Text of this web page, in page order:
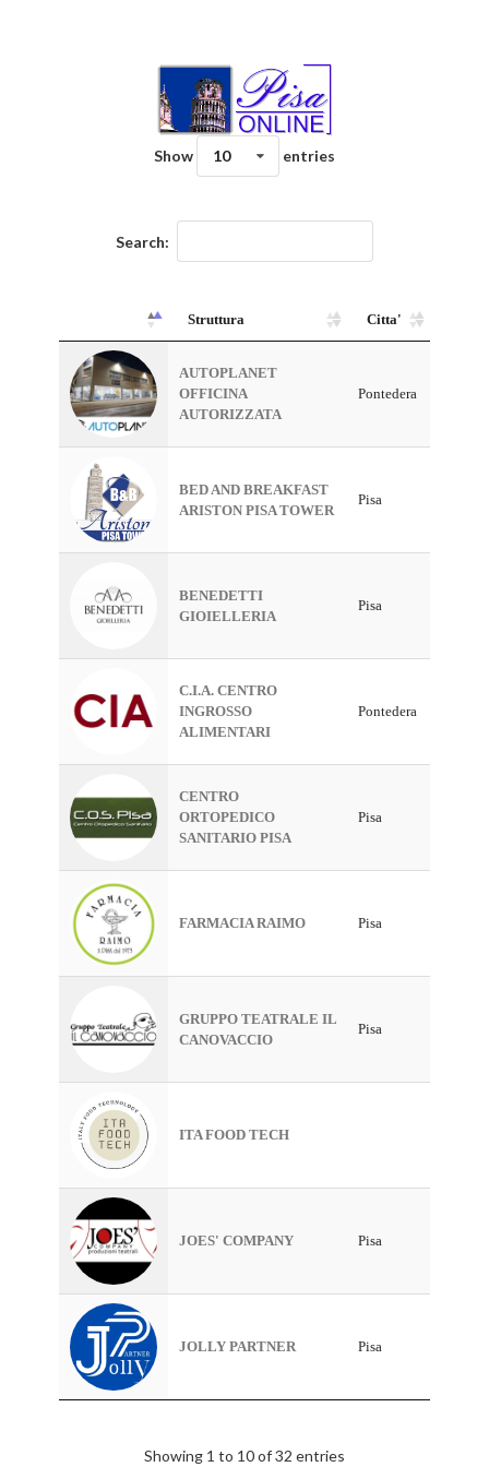
Show 10 entries
Search:
Struttura Citta'
AUTOPLANET
OFFICINA
AUTORIZZATA
Pontedera
BED AND BREAKFAST
ARISTON PISA TOWER
Pisa
BENEDETTI
GIOIELLERIA
Pisa
C.I.A. CENTRO
INGROSSO
ALIMENTARI
Pontedera
CENTRO
ORTOPEDICO
SANITARIO PISA
Pisa
FARMACIA RAIMO Pisa
GRUPPO TEATRALE IL
CANOVACCIO
Pisa
ITA FOOD TECH
JOES' COMPANY Pisa
JOLLY PARTNER Pisa
Showing 1 to 10 of 32 entries